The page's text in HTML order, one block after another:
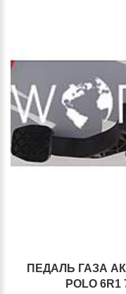
ПЕДАЛЬ ГАЗА
POLO 6R1